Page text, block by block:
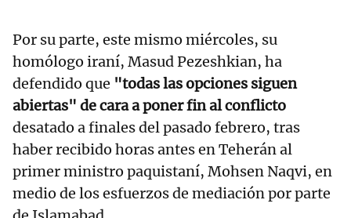
Por su parte, este mismo miércoles, su
homólogo iraní, Masud Pezeshkian, ha
defendido que "todas las opciones siguen
abiertas" de cara a poner fin al conflicto
desatado a finales del pasado febrero, tras
haber recibido horas antes en Teherán al
primer ministro paquistaní, Mohsen Naqvi, en
medio de los esfuerzos de mediación por parte